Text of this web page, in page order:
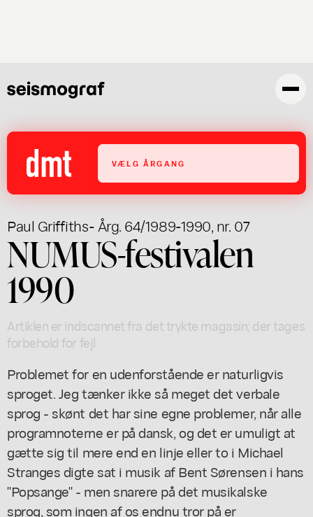
VÆLG ÅRGANG
Paul Griffiths- Årg. 64/1989-1990, nr. 07
NUMUS-festivalen
1990
Artiklen er indscannet fra det trykte magasin; der tages
forbehold for fejl
Problemet for en udenforstående er naturligvis
sproget. Jeg tænker ikke så meget det verbale
sprog - skønt det har sine egne problemer, når alle
programnoterne er på dansk, og det er umuligt at
gætte sig til mere end en linje eller to i Michael
Stranges digte sat i musik af Bent Sørensen i hans
"Popsange" - men snarere på det musikalske
sprog, som ingen af os endnu tror på er